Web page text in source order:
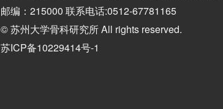
邮编：215000 联系电话:0512-67781165
© 苏州大学骨科研究所 All rights reserved.
苏ICP备10229414号-1